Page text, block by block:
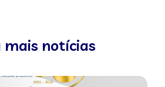
mais notícias